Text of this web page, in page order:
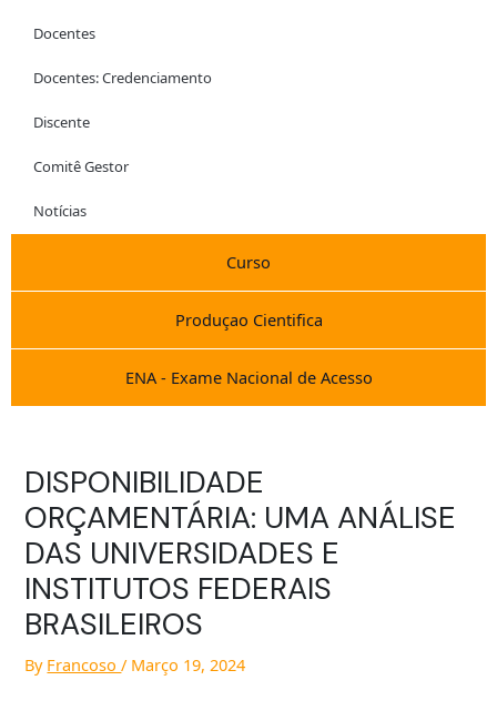
Curso
Produçao Cientifica
ENA - Exame Nacional de Acesso
Docentes
Docentes: Credenciamento
Discente
Comitê Gestor
Notícias
DISPONIBILIDADE
ORÇAMENTÁRIA: UMA ANÁLISE
DAS UNIVERSIDADES E
INSTITUTOS FEDERAIS
BRASILEIROS
By Francoso/ Março 19, 2024